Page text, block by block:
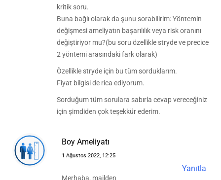
kritik soru.
Buna bağlı olarak da şunu sorabilirim: Yöntemin
değişmesi ameliyatın başarılılık veya risk oranını
değiştiriyor mu?(bu soru özellikle stryde ve precice
2 yöntemi arasındaki fark olarak)
Özellikle stryde için bu tüm sorduklarım.
Fiyat bilgisi de rica ediyorum.
Sorduğum tüm sorulara sabırla cevap vereceğiniz
için şimdiden çok teşekkür ederim.
Boy Ameliyatı
1 Ağustos 2022, 12:25
Yanıtla
Merhaba, mailden